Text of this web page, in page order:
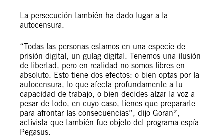
La persecución también ha dado lugar a la
autocensura.
“Todas las personas estamos en una especie de
prisión digital, un gulag digital. Tenemos una ilusión
de libertad, pero en realidad no somos libres en
absoluto. Esto tiene dos efectos: o bien optas por la
autocensura, lo que afecta profundamente a tu
capacidad de trabajo, o bien decides alzar la voz a
pesar de todo, en cuyo caso, tienes que prepararte
para afrontar las consecuencias”, dijo Goran*,
activista que también fue objeto del programa espía
Pegasus.